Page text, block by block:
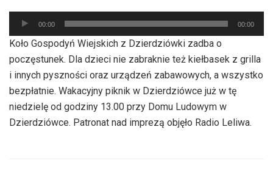
Odtwarzacz
plików
dźwiękowych
00:00 00:00
Koło Gospodyń Wiejskich z Dzierdziówki zadba o
poczęstunek. Dla dzieci nie zabraknie też kiełbasek z grilla
i innych pyszności oraz urządzeń zabawowych, a wszystko
bezpłatnie. Wakacyjny piknik w Dzierdziówce już w tę
niedzielę od godziny 13.00 przy Domu Ludowym w
Dzierdziówce. Patronat nad imprezą objęło Radio Leliwa.